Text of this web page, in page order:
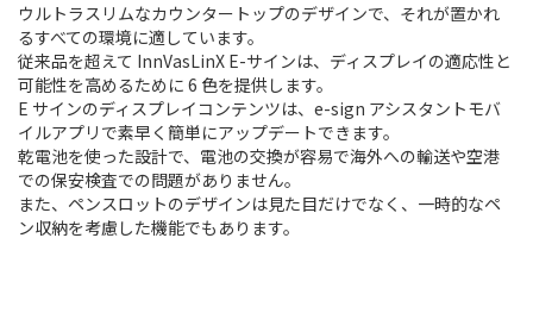
ウルトラスリムなカウンタートップのデザインで、それが置かれ
るすべての環境に適しています。
従来品を超えて InnVasLinX E-サインは、ディスプレイの適応性と
可能性を高めるために 6 色を提供します。
E サインのディスプレイコンテンツは、e-sign アシスタントモバ
イルアプリで素早く簡単にアップデートできます。
乾電池を使った設計で、電池の交換が容易で海外への輸送や空港
での保安検査での問題がありません。
また、ペンスロットのデザインは見た目だけでなく、一時的なペ
ン収納を考慮した機能でもあります。